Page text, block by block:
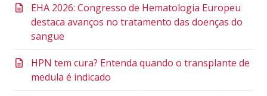
EHA 2026: Congresso de Hematologia Europeu
destaca avanços no tratamento das doenças do
sangue
HPN tem cura? Entenda quando o transplante de
medula é indicado